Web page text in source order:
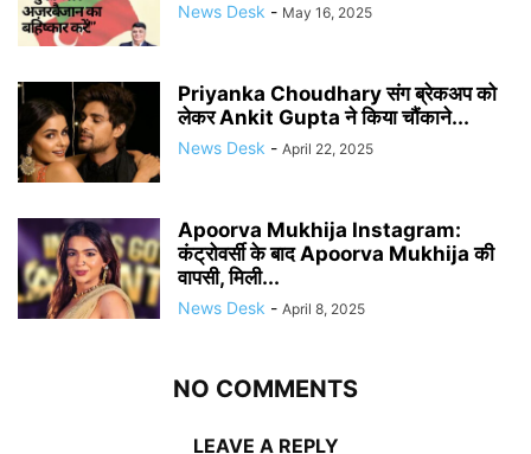
News Desk - May 16, 2025
Priyanka Choudhary संग ब्रेकअप को
लेकर Ankit Gupta ने किया चौंकाने...
News Desk - April 22, 2025
Apoorva Mukhija Instagram:
कंट्रोवर्सी के बाद Apoorva Mukhija की
वापसी, मिली...
News Desk - April 8, 2025
NO COMMENTS
LEAVE A REPLY